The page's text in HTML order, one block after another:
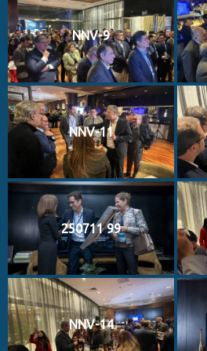
NNV-9
NNV-11
250711 99
NNV-14